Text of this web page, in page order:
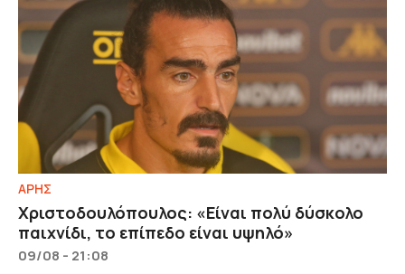
ΑΡΗΣ
Χριστοδουλόπουλος: «Είναι πολύ δύσκολο
παιχνίδι, το επίπεδο είναι υψηλό»
09/08 - 21:08